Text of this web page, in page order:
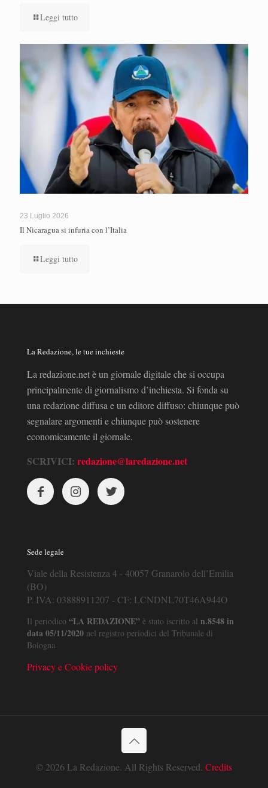
Leggi tutto
23 Luglio 2026
Il Nicaragua si infuria con l’Italia
Leggi tutto
La Redazione, le tue inchieste
La redazione.net è un giornale digitale che si occupa
principalmente di giornalismo d’inchiesta. Si fonda su
una redazione diffusa e un editore diffuso: chiunque può
segnalare argomenti e chiunque può sostenere
economicamente il giornale.
SCRIVICI: redazione@laredazione.net
Sede legale
Viale della Resistenza 4 - 40057 Granarolo dell’Emilia
(BO)
P. IVA: 03888911207 - CF: LCNDNL70T46A944O
Il periodico “LA REDAZIONE” è stato iscritto al n.8548 in
data 05/11/2020 nel registro periodici del Tribunale di
Bologna.
Privacy e Cookie policy
© 2026 La Redazione. All Rights Reserved. Credits